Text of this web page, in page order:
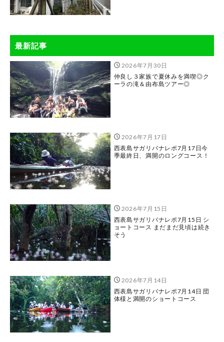
最新記事
2026年7月30日
仲良し３家族で夏休みを満喫◎ク
ーラの滝＆由布島ツアー◎
2026年7月17日
西表島サガリバナレポ7月17日今
季最終日、満開のロングコース！
2026年7月15日
西表島サガリバナレポ7月15日 シ
ョートコース まだまだ見頃は続き
そう
2026年7月14日
西表島サガリバナレポ7月14日 団
体様と満開のショートコース